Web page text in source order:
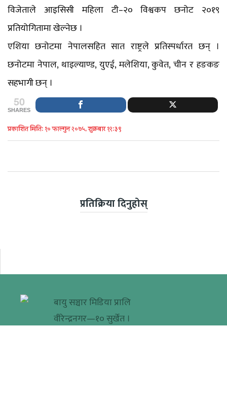
विजेताले आइसिसी महिला टी–२० विश्वकप छनोट २०१९
प्रतियोगितामा खेल्नेछ ।
एशिया छनोटमा नेपालसहित सात राष्ट्रले प्रतिस्पर्धारत छन् ।
छनोटमा नेपाल, थाइल्याण्ड, युएई, मलेशिया, कुवेत, चीन र हङकङ
सहभागी छन् ।
50
SHARES
प्रकाशित मिति: १० फाल्गुन २०७५, शुक्रबार १२:३९
प्रतिक्रिया दिनुहोस्
बायु सञ्चार मिडिया प्रालि
वीरेन्द्रनगर—१० सुर्खेत ।